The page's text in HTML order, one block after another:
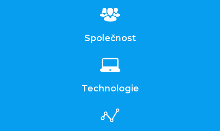
Společnost
Technologie